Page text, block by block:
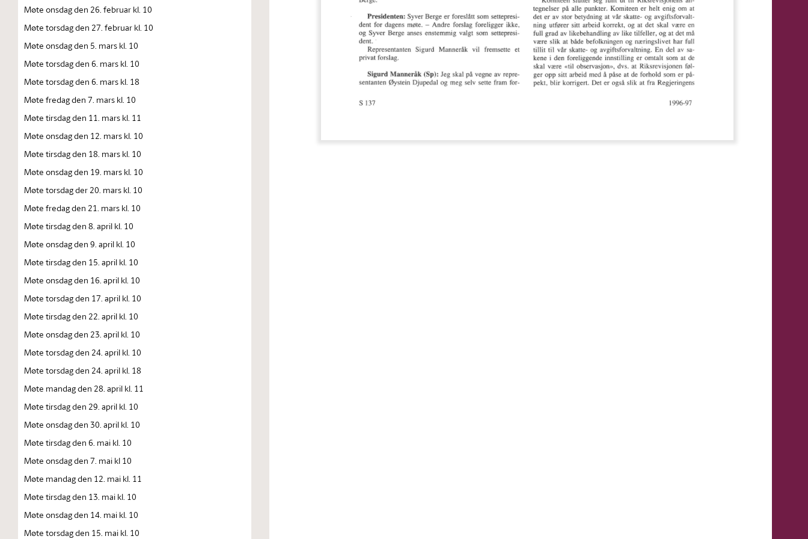
Møte onsdag den 26. februar kl. 10
Møte torsdag den 27. februar kl. 10
Møte onsdag den 5. mars kl. 10
Møte torsdag den 6. mars kl. 10
Møte torsdag den 6. mars kl. 18
Møte fredag den 7. mars kl. 10
Møte tirsdag den 11. mars kl. 11
Møte onsdag den 12. mars kl. 10
Møte tirsdag den 18. mars kl. 10
Møte onsdag den 19. mars kl. 10
Møte torsdag der 20. mars kl. 10
Møte fredag den 21. mars kl. 10
Møte tirsdag den 8. april kl. 10
Møte onsdag den 9. april kl. 10
Møte tirsdag den 15. april kl. 10
Møte onsdag den 16. april kl. 10
Møte torsdag den 17. april kl. 10
Møte tirsdag den 22. april kl. 10
Møte onsdag den 23. april kl. 10
Møte torsdag den 24. april kl. 10
Møte torsdag den 24. april kl. 18
Møte mandag den 28. april kl. 11
Møte tirsdag den 29. april kl. 10
Møte onsdag den 30. april kl. 10
Møte tirsdag den 6. mai kl. 10
Møte onsdag den 7. mai kl 10
Møte mandag den 12. mai kl. 11
Møte tirsdag den 13. mai kl. 10
Møte onsdag den 14. mai kl. 10
Møte torsdag den 15. mai kl. 10